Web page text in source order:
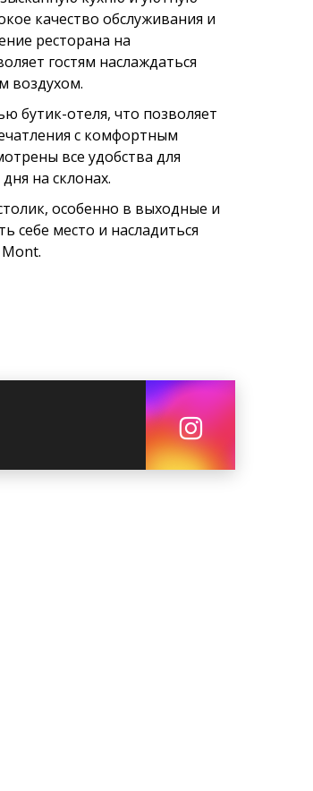
качество обслуживания и
ресторана на
гостям наслаждаться
воздухом.
бутик-отеля, что позволяет
с комфортным
все удобства для
на склонах.
особенно в выходные и
себе место и насладиться